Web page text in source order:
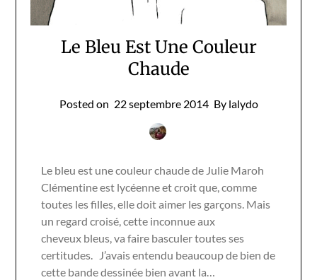
Le Bleu Est Une Couleur
Chaude
Posted on 22 septembre 2014 By lalydo
Le bleu est une couleur chaude de Julie Maroh
Clémentine est lycéenne et croit que, comme
toutes les filles, elle doit aimer les garçons. Mais
un regard croisé, cette inconnue aux
cheveux bleus, va faire basculer toutes ses
certitudes. J’avais entendu beaucoup de bien de
cette bande dessinée bien avant la…